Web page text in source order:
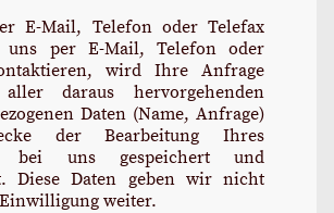
E-Mail, Telefon oder Telefax
uns per E-Mail, Telefon oder
wird Ihre Anfrage
daraus hervorgehenden
Daten (Name, Anfrage)
der Bearbeitung Ihres
bei uns gespeichert und
Diese Daten geben wir nicht
weiter.